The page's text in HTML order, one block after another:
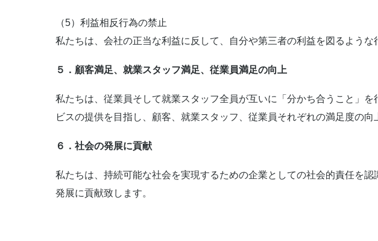
（5）利益相反行為の禁止
私たちは、会社の正当な利益に反して、自分や第三者の利益を図るような
５．顧客満足、就業スタッフ満足、従業員満足の向上
私たちは、従業員そして就業スタッフ全員が互いに「分かち合うこと」
ビスの提供を目指し、顧客、就業スタッフ、従業員それぞれの満足度の向
６．社会の発展に貢献
私たちは、持続可能な社会を実現するための企業としての社会的責任を
発展に貢献致します。